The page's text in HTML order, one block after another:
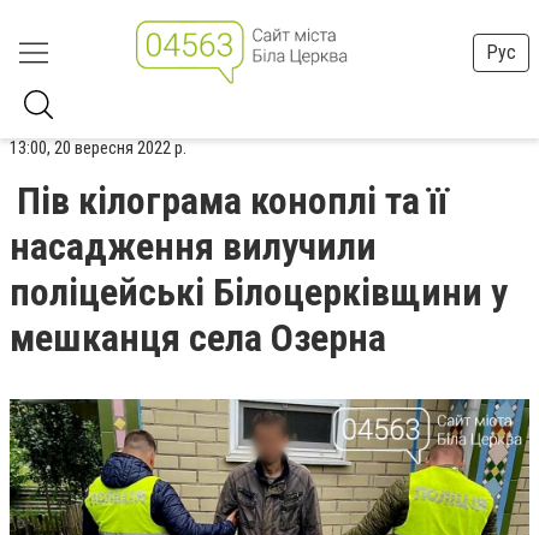
Рус
13:00, 20 вересня 2022 р.
Пів кілограма коноплі та її
насадження вилучили
поліцейські Білоцерківщини у
мешканця села Озерна